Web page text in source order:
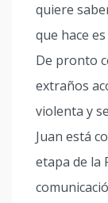
quiere
que hace
De pronto
extraños
violenta y
Juan está
etapa de la